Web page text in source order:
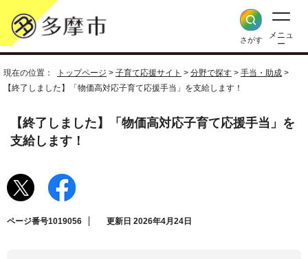
さがす
メニュ
ー
現在の位置： トップページ > 子育て応援サイト > 分野で探す > 手当・助成 >
【終了しました】「物価高対応子育て応援手当」を支給します！
【終了しました】「物価高対応子育て応援手当」を
支給します！
ページ番号1019056 更新日 2026年4月24日